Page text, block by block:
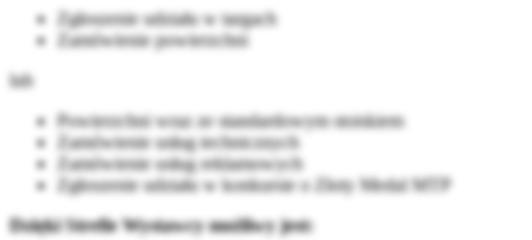
Zgłoszenie udziału w targach
Zamówienie powierzchni
lub
Powierzchni wraz ze standardowym stoiskiem
Zamówienie usług technicznych
Zamówienie usług reklamowych
Zgłoszenie udziału w konkursie o Złoty Medal MTP
Dzięki Strefie Wystawcy możliwy jest: